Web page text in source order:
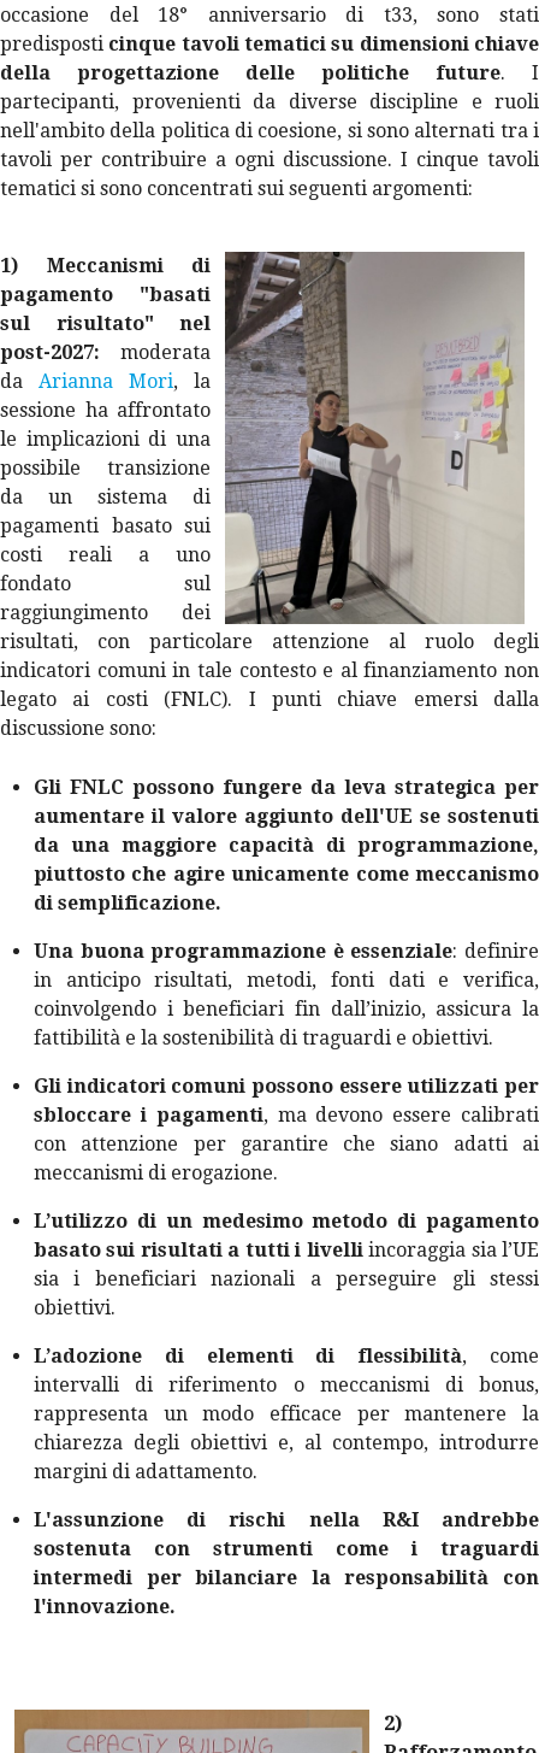
occasione del 18° anniversario di t33, sono stati
predisposti cinque tavoli tematici su dimensioni chiave
della progettazione delle politiche future. I
partecipanti, provenienti da diverse discipline e ruoli
nell'ambito della politica di coesione, si sono alternati tra i
tavoli per contribuire a ogni discussione. I cinque tavoli
tematici si sono concentrati sui seguenti argomenti:
1) Meccanismi di
pagamento "basati
sul risultato" nel
post-2027: moderata
da Arianna Mori, la
sessione ha affrontato
le implicazioni di una
possibile transizione
da un sistema di
pagamenti basato sui
costi reali a uno
fondato sul
raggiungimento dei
risultati, con particolare attenzione al ruolo degli
indicatori comuni in tale contesto e al finanziamento non
legato ai costi (FNLC). I punti chiave emersi dalla
discussione sono:
Gli FNLC possono fungere da leva strategica per
aumentare il valore aggiunto dell'UE se sostenuti
da una maggiore capacità di programmazione,
piuttosto che agire unicamente come meccanismo
di semplificazione.
Una buona programmazione è essenziale: definire
in anticipo risultati, metodi, fonti dati e verifica,
coinvolgendo i beneficiari fin dall’inizio, assicura la
fattibilità e la sostenibilità di traguardi e obiettivi.
Gli indicatori comuni possono essere utilizzati per
sbloccare i pagamenti, ma devono essere calibrati
con attenzione per garantire che siano adatti ai
meccanismi di erogazione.
L’utilizzo di un medesimo metodo di pagamento
basato sui risultati a tutti i livelli incoraggia sia l’UE
sia i beneficiari nazionali a perseguire gli stessi
obiettivi.
L’adozione di elementi di flessibilità, come
intervalli di riferimento o meccanismi di bonus,
rappresenta un modo efficace per mantenere la
chiarezza degli obiettivi e, al contempo, introdurre
margini di adattamento.
L'assunzione di rischi nella R&I andrebbe
sostenuta con strumenti come i traguardi
intermedi per bilanciare la responsabilità con
l'innovazione.
2)